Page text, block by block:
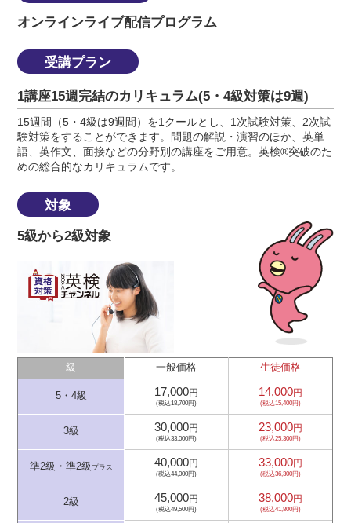
オンラインライブ配信プログラム
受講プラン
1講座15週完結のカリキュラム(5・4級対策は9週)
15週間（5・4級は9週間）を1クールとし、1次試験対策、2次試
験対策をすることができます。問題の解説・演習のほか、英単
語、英作文、面接などの分野別の講座をご用意。英検®突破のた
めの総合的なカリキュラムです。
対象
5級から2級対象
級 一般価格 生徒価格
5・4級 17,000円
(税込18,700円)
14,000円
(税込15,400円)
3級 30,000円
(税込33,000円)
23,000円
(税込25,300円)
準2級・準2級 プラス 40,000円
(税込44,000円)
33,000円
(税込36,300円)
2級 45,000円
(税込49,500円)
38,000円
(税込41,800円)